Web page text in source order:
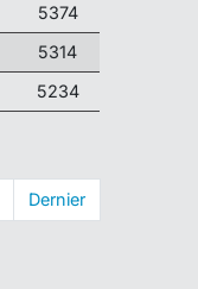
5374
5314
5234
Dernier